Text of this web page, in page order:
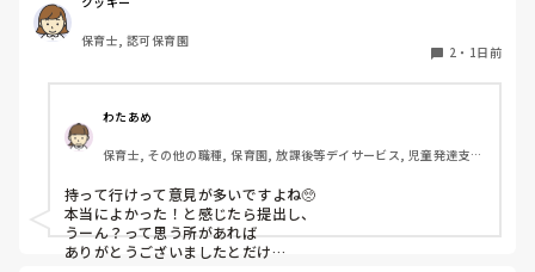
このような場合は本当に見学だけで終了なのでしょうか？
でしょうか？
保育士, 認可保育園
2 ・ 1日前
わたあめ
保育士, その他の職種, 保育園, 放課後等デイサービス, 児童発達支援
持って行けって意見が多いですよね🥺
本当によかった！と感じたら提出し、
うーん？って思う所があれば
ありがとうございましたとだけ